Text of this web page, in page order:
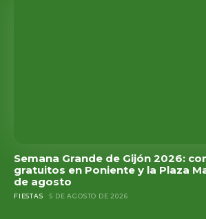
Semana Grande de Gijón 2026:
gratuitos en Poniente y la Plaza
de agosto
FIESTAS 5 DE AGOSTO DE 2026